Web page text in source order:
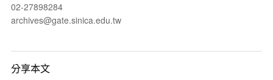
02-27898284
archives@gate.sinica.edu.tw
分享本文